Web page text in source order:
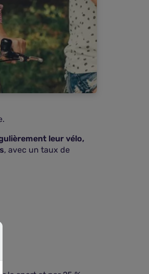
leur vélo,
, avec un taux de